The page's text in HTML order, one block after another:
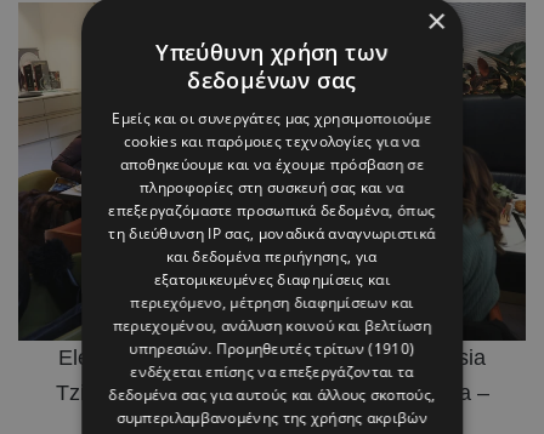
Elena Myrianthous – Niki Savva – Anastasia
Tziapoura – Nina Diamantidi – Andri Pilava –
Katerina Petsa
×
Υπεύθυνη χρήση των
δεδομένων σας
Εμείς και οι συνεργάτες μας χρησιμοποιούμε
cookies και παρόμοιες τεχνολογίες για να
αποθηκεύουμε και να έχουμε πρόσβαση σε
πληροφορίες στη συσκευή σας και να
επεξεργαζόμαστε προσωπικά δεδομένα, όπως
τη διεύθυνση IP σας, μοναδικά αναγνωριστικά
και δεδομένα περιήγησης, για
εξατομικευμένες διαφημίσεις και
περιεχόμενο, μέτρηση διαφημίσεων και
περιεχομένου, ανάλυση κοινού και βελτίωση
υπηρεσιών. Προμηθευτές τρίτων (1910)
ενδέχεται επίσης να επεξεργάζονται τα
δεδομένα σας για αυτούς και άλλους σκοπούς,
συμπεριλαμβανομένης της χρήσης ακριβών